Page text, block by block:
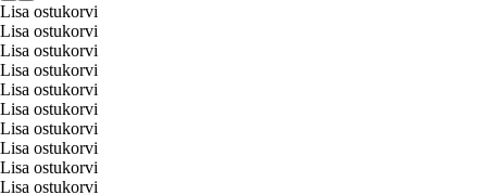
Lisa ostukorvi
Lisa ostukorvi
Lisa ostukorvi
Lisa ostukorvi
Lisa ostukorvi
Lisa ostukorvi
Lisa ostukorvi
Lisa ostukorvi
Lisa ostukorvi
Lisa ostukorvi